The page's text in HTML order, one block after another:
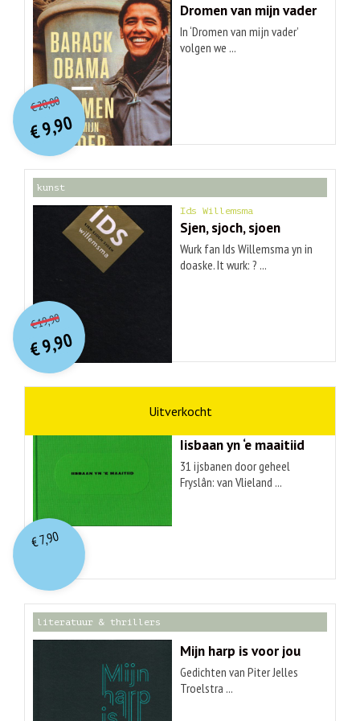
Dromen van mijn vader
In ‘Dromen van mijn vader’
volgen we ...
€20,00O
orspr
onkelijke
prijs
was:
€ 20,00.
€9,90
Huidige
prijs
is:
€ 9,90.
kunst
Ids Willemsma
Sjen, sjoch, sjoen
Wurk fan Ids Willemsma yn in
doaske. It wurk: ? ...
€19,90O
orspr
onkelijke
prijs
was:
€ 19,90.
€9,90
Huidige
prijs
is:
€ 9,90.
Iisbaan yn ‘e maaitiid
31 ijsbanen door geheel
Fryslân: van Vlieland ...
€7,90
literatuur & thrillers
Mijn harp is voor jou
Gedichten van Piter Jelles
Troelstra ...